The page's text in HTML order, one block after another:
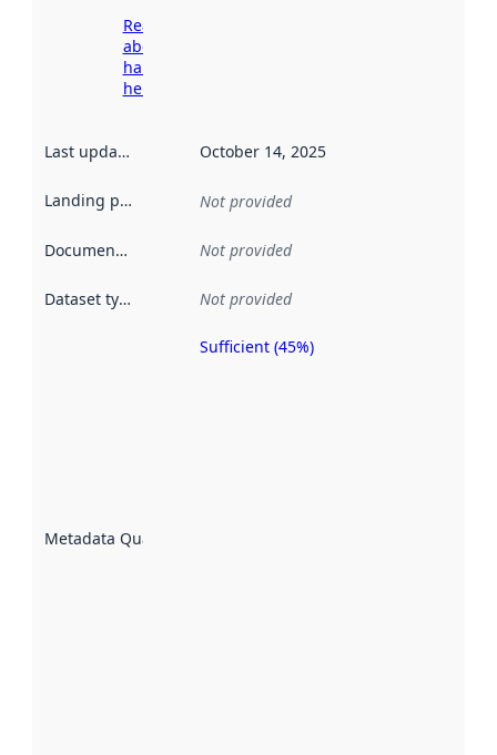
Read more
about
harvesting
here
Last updated October 14, 2025
Landing page Not provided
Documentation Not provided
Dataset type Not provided
Metadata Quality
Sufficient (45%)